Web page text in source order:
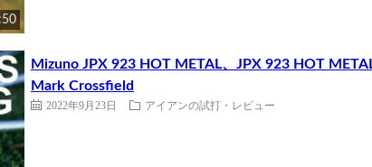
Mizuno JPX 923 HOT METAL、JPX 923 HOT
Mark Crossfield
2022年9月23日 アイアンの試打・レビュー